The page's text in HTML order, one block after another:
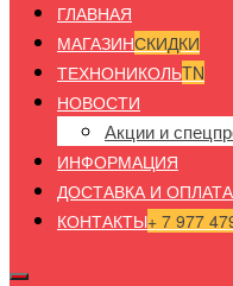
ГЛАВНАЯ
МАГАЗИНСКИДКИ
ТЕХНОНИКОЛЬTN
НОВОСТИ
Акции и
ИНФОРМАЦИЯ
ДОСТАВКА И ОПЛАТА
КОНТАКТЫ+ 7 977